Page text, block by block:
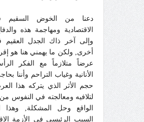
دعنا من الخوض السقيم
الاقتصادية ومهاجمة هذه
وإلى آخر ذاك الجدل العقيم
أخرى, ولكن ما يهمني هنا هو
عرضاً متلازماً مع الفكر
الأنانية وغياب التراحم وأننا
حجم الأثر الذي يتركه هذا
لتلافيه ومعالجته في النفوس
الواقع وحل المشكلة,
السبب الرئيسي في الأزمة